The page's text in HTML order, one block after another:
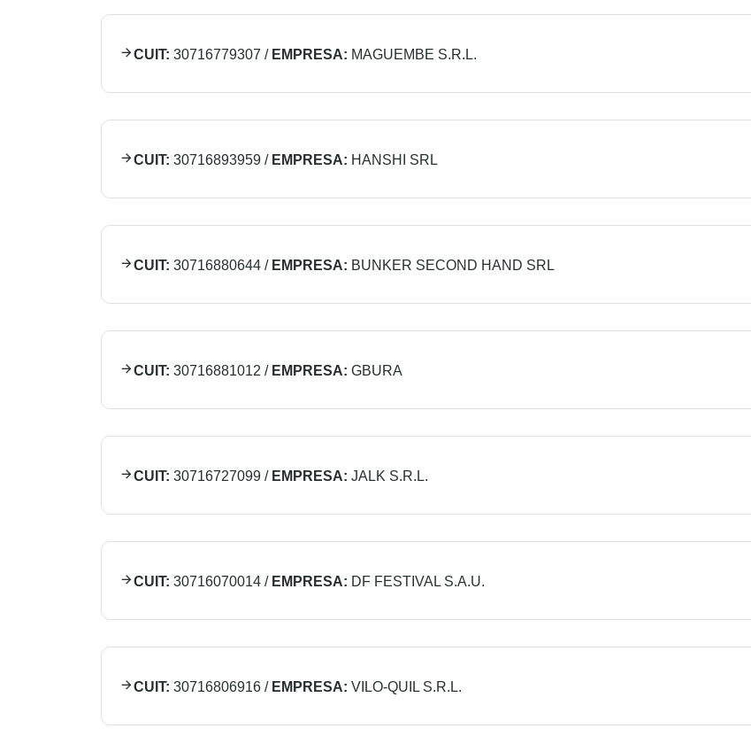
CUIT: 30716779307 / EMPRESA: MAGUEMBE S.R.L.
CUIT: 30716893959 / EMPRESA: HANSHI SRL
CUIT: 30716880644 / EMPRESA: BUNKER SECOND HAND SRL
CUIT: 30716881012 / EMPRESA: GBURA
CUIT: 30716727099 / EMPRESA: JALK S.R.L.
CUIT: 30716070014 / EMPRESA: DF FESTIVAL S.A.U.
CUIT: 30716806916 / EMPRESA: VILO-QUIL S.R.L.